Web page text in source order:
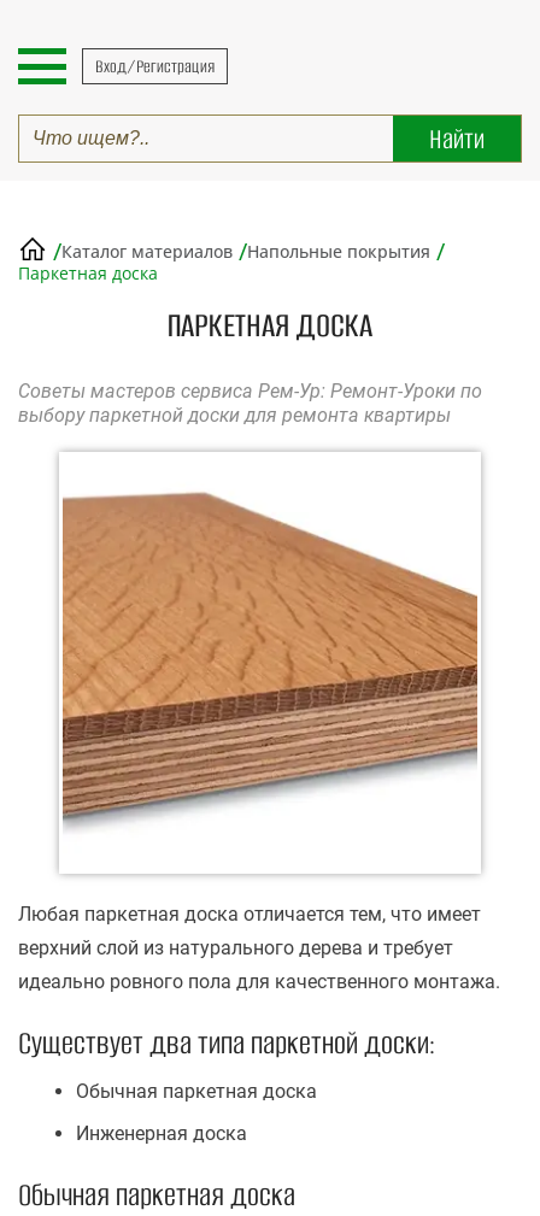
Вход/Регистрация
/Каталог материалов /Напольные покрытия /
Паркетная доска
ПАРКЕТНАЯ ДОСКА
Советы мастеров сервиса Рем-Ур: Ремонт-Уроки по
выбору паркетной доски для ремонта квартиры
Любая паркетная доска отличается тем, что имеет
верхний слой из натурального дерева и требует
идеально ровного пола для качественного монтажа.
Существует два типа паркетной доски:
Обычная паркетная доска
Инженерная доска
Обычная паркетная доска